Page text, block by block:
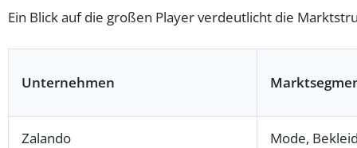
Ein Blick auf die großen Player verdeutlicht die
Unternehmen
Zalando Mode,